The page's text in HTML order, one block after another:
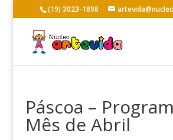
(19) 3023-1898
Páscoa –
Mês de Abril